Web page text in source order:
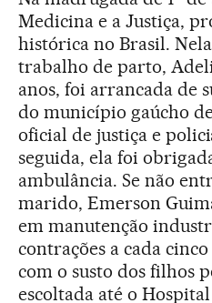
Medicina e a Justiça,
histórica no Brasil.
trabalho de parto,
anos, foi arrancada de
do município gaúcho
oficial de justiça e
seguida, ela foi
ambulância. Se não
marido, Emerson
em manutenção
contrações a cada
com o susto dos filhos
escoltada até o